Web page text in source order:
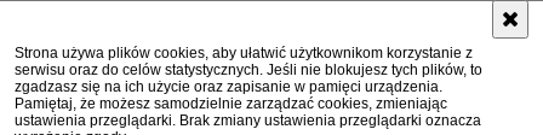
Strona używa plików cookies, aby ułatwić użytkownikom korzystanie z
serwisu oraz do celów statystycznych. Jeśli nie blokujesz tych plików, to
zgadzasz się na ich użycie oraz zapisanie w pamięci urządzenia.
Pamiętaj, że możesz samodzielnie zarządzać cookies, zmieniając
ustawienia przeglądarki. Brak zmiany ustawienia przeglądarki oznacza